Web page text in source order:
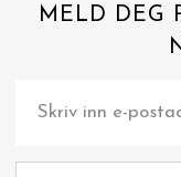
MELD DEG